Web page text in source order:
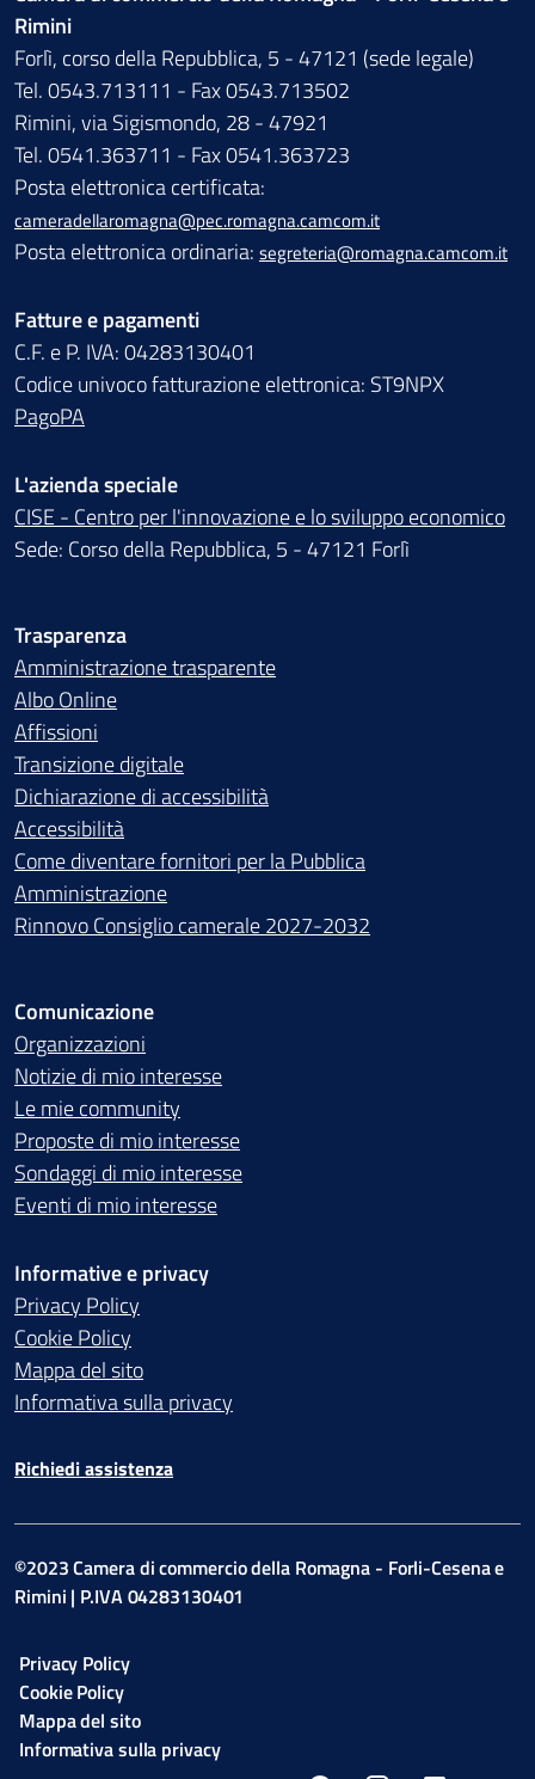
Rimini
Forlì, corso della Repubblica, 5 - 47121 (sede legale)
Tel. 0543.713111 - Fax 0543.713502
Rimini, via Sigismondo, 28 - 47921
Tel. 0541.363711 - Fax 0541.363723
Posta elettronica certificata:
cameradellaromagna@pec.romagna.camcom.it
Posta elettronica ordinaria: segreteria@romagna.camcom.it
Fatture e pagamenti
C.F. e P. IVA: 04283130401
Codice univoco fatturazione elettronica: ST9NPX
PagoPA
L'azienda speciale
CISE - Centro per l'innovazione e lo sviluppo economico
Sede: Corso della Repubblica, 5 - 47121 Forlì
Trasparenza
Amministrazione trasparente
Albo Online
Affissioni
Transizione digitale
Dichiarazione di accessibilità
Accessibilità
Come diventare fornitori per la Pubblica
Amministrazione
Rinnovo Consiglio camerale 2027-2032
Comunicazione
Organizzazioni
Notizie di mio interesse
Le mie community
Proposte di mio interesse
Sondaggi di mio interesse
Eventi di mio interesse
Informative e privacy
Privacy Policy
Cookie Policy
Mappa del sito
Informativa sulla privacy
Richiedi assistenza
©2023 Camera di commercio della Romagna - Forli-Cesena e
Rimini | P.IVA 04283130401
Privacy Policy
Cookie Policy
Mappa del sito
Informativa sulla privacy